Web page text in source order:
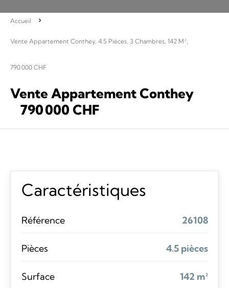
Accueil
Vente Appartement Conthey, 4.5 Pièces, 3 Chambres, 142 M²,
790 000 CHF
Vente Appartement Conthey
790 000 CHF
Caractéristiques
Référence 26108
Pièces 4.5 pièces
Surface 142 m²